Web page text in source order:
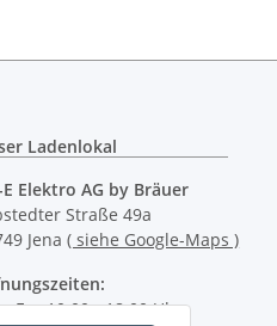
Ladenlokal
E Elektro AG by Bräuer
Straße 49a
Jena( siehe Google-Maps )
- Fr: 10.00 - 18.00 Uhr